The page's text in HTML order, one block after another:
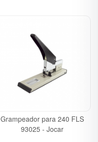
Grampeador para 240 FLS
93025 - Jocar